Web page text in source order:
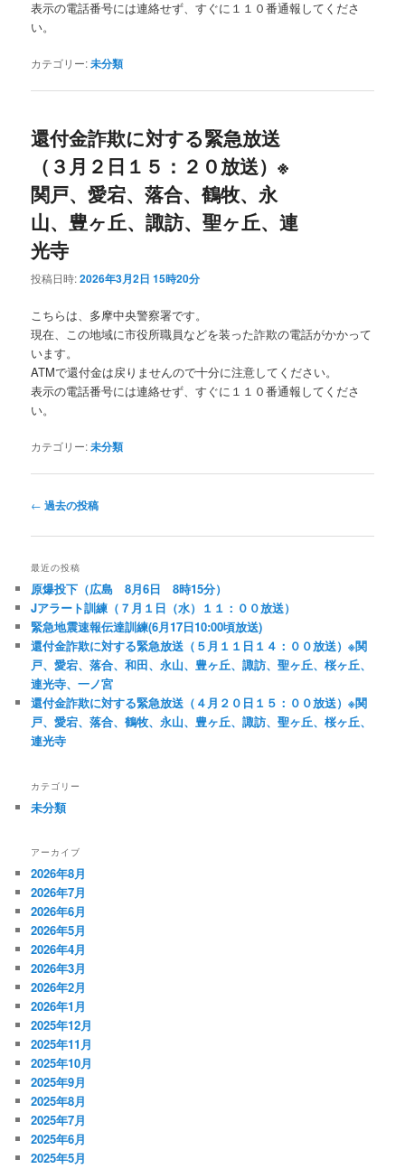
表示の電話番号には連絡せず、すぐに１１０番通報してくださ
い。
カテゴリー:未分類
還付金詐欺に対する緊急放送
（３月２日１５：２０放送）※
関戸、愛宕、落合、鶴牧、永
山、豊ヶ丘、諏訪、聖ヶ丘、連
光寺
投稿日時:2026年3月2日 15時20分
こちらは、多摩中央警察署です。
現在、この地域に市役所職員などを装った詐欺の電話がかかって
います。
ATMで還付金は戻りませんので十分に注意してください。
表示の電話番号には連絡せず、すぐに１１０番通報してくださ
い。
カテゴリー:未分類
投
ナ
ビ
ー
シ
ョ
ン
← 過去の投稿
最近の投稿
原爆投下（広島 8月6日 8時15分）
Jアラート訓練（７月１日（水）１１：００放送）
緊急地震速報伝達訓練(6月17日10:00頃放送)
還付金詐欺に対する緊急放送（５月１１日１４：００放送）※関
戸、愛宕、落合、和田、永山、豊ヶ丘、諏訪、聖ヶ丘、桜ヶ丘、
連光寺、一ノ宮
還付金詐欺に対する緊急放送（４月２０日１５：００放送）※関
戸、愛宕、落合、鶴牧、永山、豊ヶ丘、諏訪、聖ヶ丘、桜ヶ丘、
連光寺
カテゴリー
未分類
アーカイブ
2026年8月
2026年7月
2026年6月
2026年5月
2026年4月
2026年3月
2026年2月
2026年1月
2025年12月
2025年11月
2025年10月
2025年9月
2025年8月
2025年7月
2025年6月
2025年5月